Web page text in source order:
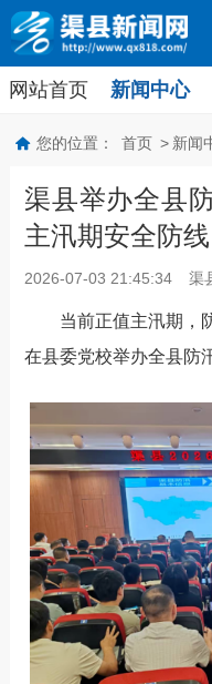
网站首页 新闻中心
您的位置： 首页 > 新闻
渠县举办全县
主汛期安全防线
2026-07-03 21:45:34 渠
当前正值主汛期，
在县委党校举办全县防